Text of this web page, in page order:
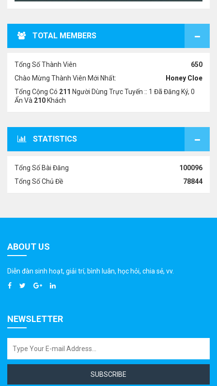
TOTAL MEMBERS
Tổng Số Thành Viên
650
Chào Mừng Thành Viên Mới Nhất:
Honey Cloe
Tổng Cộng Có 211 Người Dùng Trực Tuyến :: 1 Đã Đăng Ký, 0
Ẩn Và 210 Khách
STATISTICS
Tổng Số Bài Đăng
100096
Tổng Số Chủ Đề
78844
ABOUT US
Diễn đàn sinh hoạt, giải trí, bình luân, học hỏi, chia sẻ, vv.
NEWSLETTER
SUBSCRIBE